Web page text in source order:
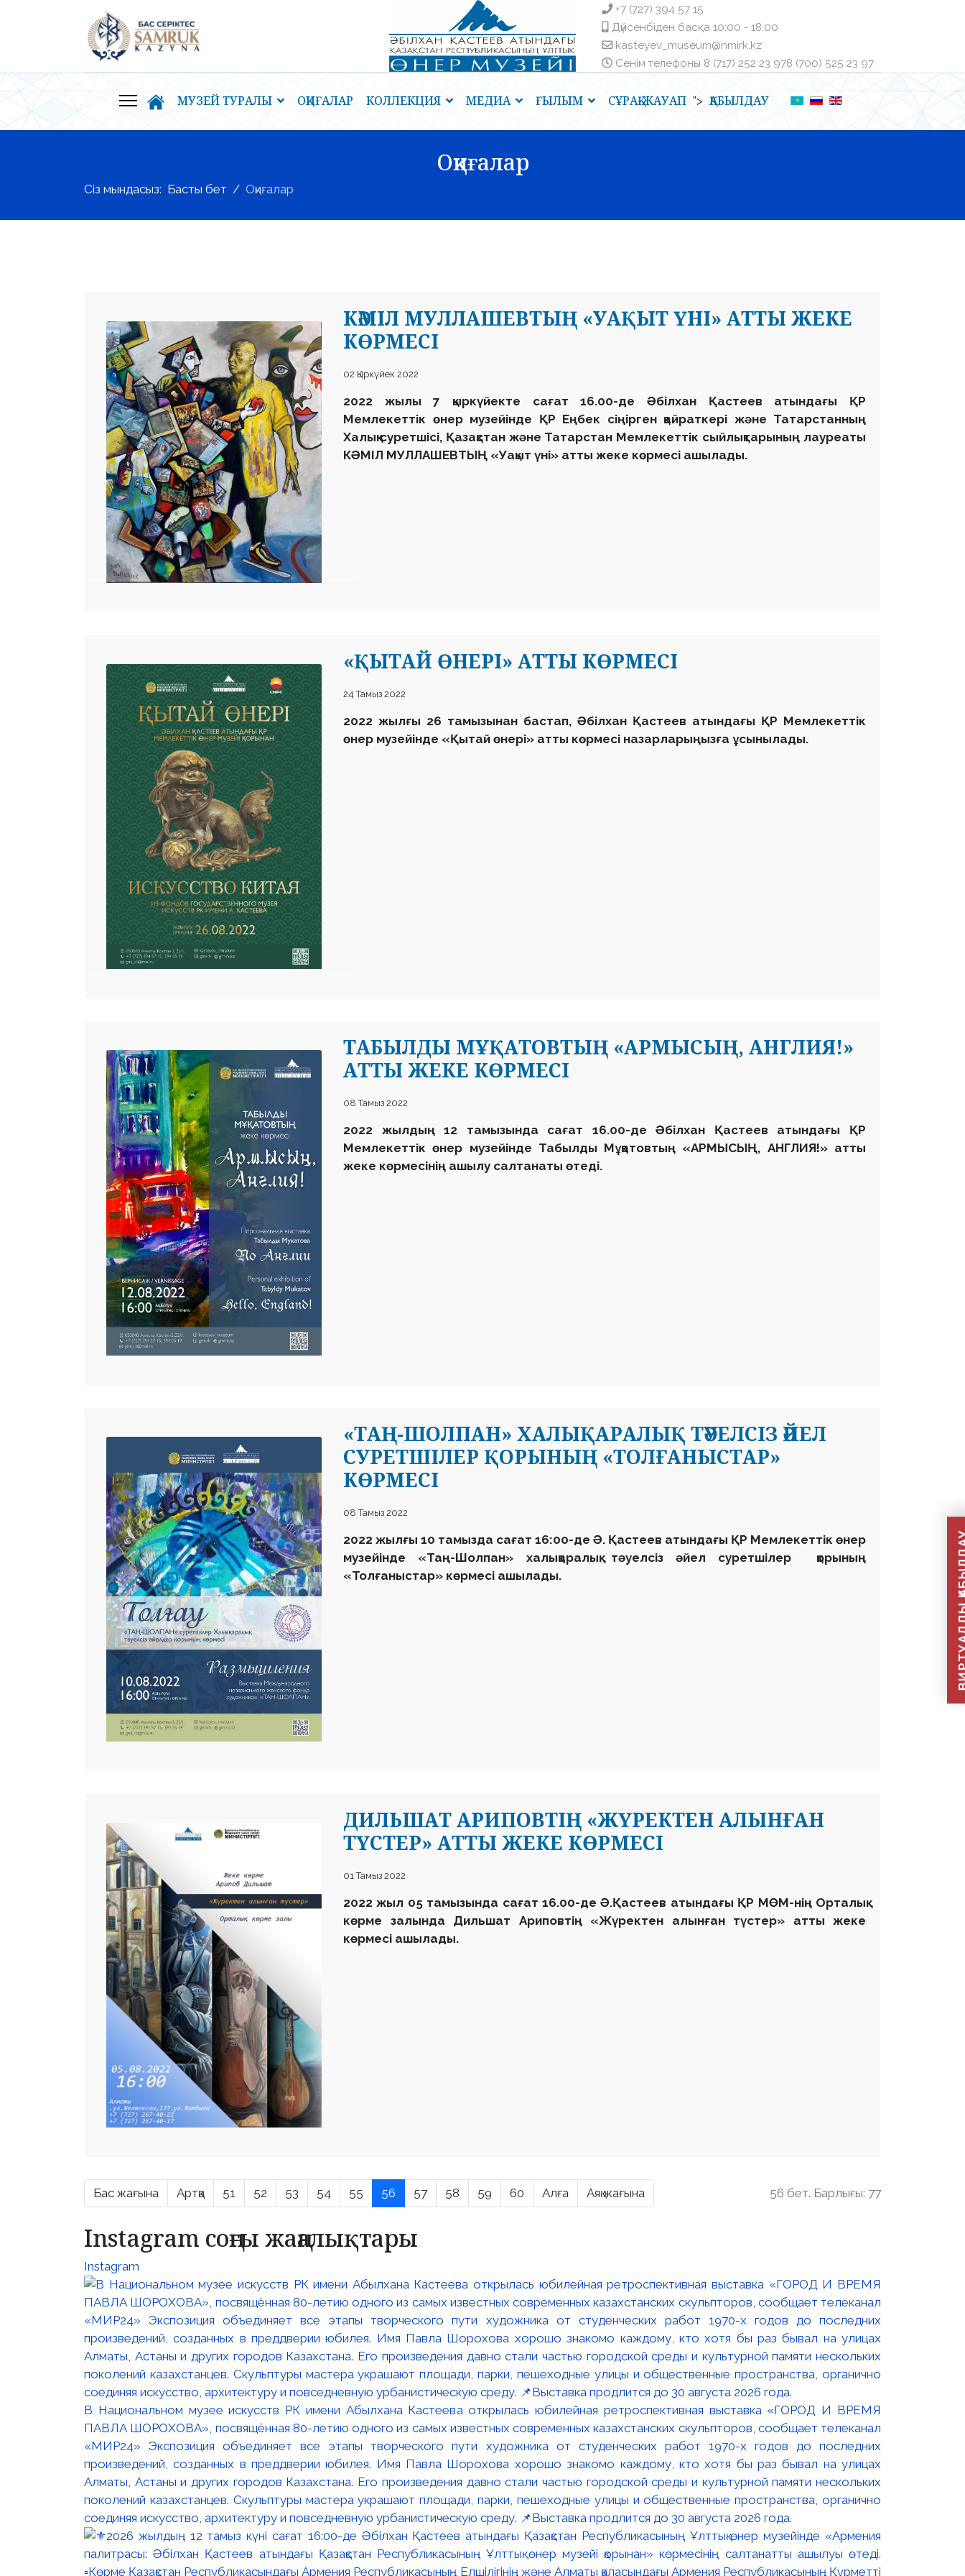
+7 (727) 394 57 15
Дүйсенбіден басқа ㅤ10:00 - 18:00
kasteyev_museum@nmirk.kz
Сенім телефоныㅤ 8 (717) 252 23 97ㅤ8 (700) 525 23 97
МУЗЕЙ ТУРАЛЫ ОҚИҒАЛАР КОЛЛЕКЦИЯ МЕДИА ҒЫЛЫМ СҰРАҚ-ЖАУАП "> ҚАБЫЛДАУ
Оқиғалар
Сіз мындасыз: Басты бет Оқиғалар
КӘМІЛ МУЛЛАШЕВТЫҢ «УАҚЫТ ҮНІ» АТТЫ ЖЕКЕ
КӨРМЕСІ
02 Қыркүйек 2022
2022 жылы 7 қыркүйекте сағат 16.00-де Әбілхан Қастеев атындағы ҚР
Мемлекеттік өнер музейінде ҚР Еңбек сіңірген қайраткері және Татарстанның
Халық суретшісі, Қазақстан және Татарстан Мемлекеттік сыйлықтарының лауреаты
КӘМІЛ МУЛЛАШЕВТЫҢ «Уақыт үні» атты жеке көрмесі ашылады.
«ҚЫТАЙ ӨНЕРІ» АТТЫ КӨРМЕСІ
24 Тамыз 2022
2022 жылғы 26 тамызынан бастап, Әбілхан Қастеев атындағы ҚР Мемлекеттік
өнер музейінде «Қытай өнері» атты көрмесі назарларыңызға ұсынылады.
ТАБЫЛДЫ МҰҚАТОВТЫҢ «АРМЫСЫҢ, АНГЛИЯ!»
АТТЫ ЖЕКЕ КӨРМЕСІ
08 Тамыз 2022
2022 жылдың 12 тамызында сағат 16.00-де Әбілхан Қастеев атындағы ҚР
Мемлекеттік өнер музейінде Табылды Мұқатовтың «АРМЫСЫҢ, АНГЛИЯ!» атты
жеке көрмесінің ашылу салтанаты өтеді.
«ТАҢ-ШОЛПАН» ХАЛЫҚАРАЛЫҚ ТӘУЕЛСІЗ ӘЙЕЛ
СУРЕТШІЛЕР ҚОРЫНЫҢ «ТОЛҒАНЫСТАР»
КӨРМЕСІ
08 Тамыз 2022
2022 жылғы 10 тамызда сағат 16:00-де Ә. Қастеев атындағы ҚР Мемлекеттік өнер
музейінде «Таң-Шолпан» халықаралық тәуелсіз әйел суретшілер қорының
«Толғаныстар» көрмесі ашылады.
ДИЛЬШАТ АРИПОВТІҢ «ЖҮРЕКТЕН АЛЫНҒАН
ТҮСТЕР» АТТЫ ЖЕКЕ КӨРМЕСІ
01 Тамыз 2022
2022 жыл 05 тамызында сағат 16.00-де Ә.Қастеев атындағы ҚР МӨМ-нің Орталық
көрме залында Дильшат Ариповтің «Жүректен алынған түстер» атты жеке
көрмесі ашылады.
Бас жағына Артқа 51 52 53 54 55 56 57 58 59 60 Алға Аяқ жағына 56 бет. Барлығы: 77
Instagram соңғы жаңалықтары
Instagram
В Национальном музее искусств РК имени Абылхана Кастеева открылась юбилейная ретроспективная выставка «ГОРОД И ВРЕМЯ
ПАВЛА ШОРОХОВА», посвящённая 80-летию одного из самых известных современных казахстанских скульпторов, сообщает телеканал
«МИР24» Экспозиция объединяет все этапы творческого пути художника от студенческих работ 1970-х годов до последних
произведений, созданных в преддверии юбилея. Имя Павла Шорохова хорошо знакомо каждому, кто хотя бы раз бывал на улицах
Алматы, Астаны и других городов Казахстана. Его произведения давно стали частью городской среды и культурной памяти нескольких
поколений казахстанцев. Скульптуры мастера украшают площади, парки, пешеходные улицы и общественные пространства, органично
соединяя искусство, архитектуру и повседневную урбанистическую среду. 📌Выставка продлится до 30 августа 2026 года.